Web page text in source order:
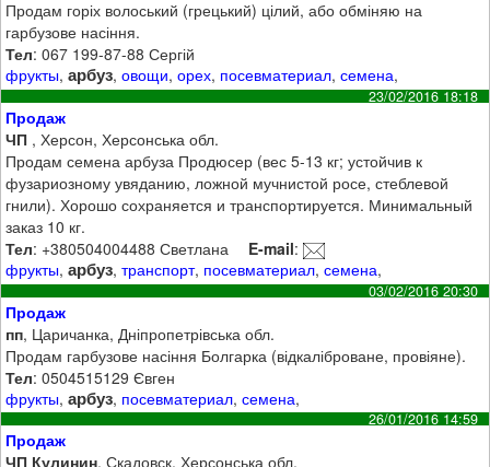
Продам горіх волоський (грецький) цілий, або обміняю на
гарбузове насіння.
Тел: 067 199-87-88 Сергій
фрукты,арбуз,овощи,орех, посевматериал,семена,
23/02/2016 18:18
Продаж
ЧП , Херсон, Херсонська обл.
Продам семена арбуза Продюсер (вес 5-13 кг; устойчив к
фузариозному увяданию, ложной мучнистой росе, стеблевой
гнили). Хорошо сохраняется и транспортируется. Минимальный
заказ 10 кг.
Тел: +380504004488 Светлана E-mail:
фрукты,арбуз,транспорт, посевматериал,семена,
03/02/2016 20:30
Продаж
пп, Царичанка, Дніпропетрівська обл.
Продам гарбузове насіння Болгарка (відкаліброване, провіяне).
Тел: 0504515129 Євген
фрукты,арбуз, посевматериал,семена,
26/01/2016 14:59
Продаж
ЧП Кулинин, Скадовск, Херсонська обл.